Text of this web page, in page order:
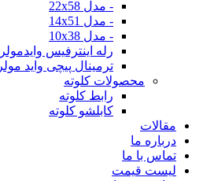
- مدل 22x58
- مدل 14x51
- مدل 10x38
رله اینترفیس وایدمولر
ترمینال پیچی واید مولر
محصولات کلوته
رابط کلوته
کابلشو کلوته
مقالات
درباره ما
تماس با ما
لیست قیمت